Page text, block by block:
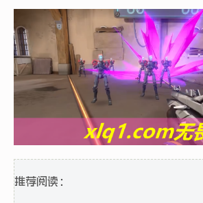
推荐阅读：